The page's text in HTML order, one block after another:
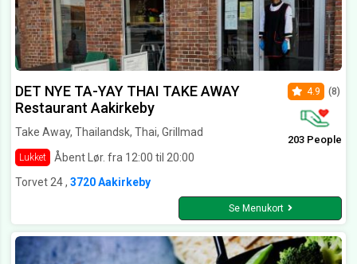
DET NYE TA-YAY THAI TAKE AWAY
Restaurant Aakirkeby
Take Away, Thailandsk, Thai, Grillmad
Lukket Åbent Lør. fra 12:00 til 20:00
4.9 (8)
203 People
Torvet 24 , 3720 Aakirkeby
Se Menukort